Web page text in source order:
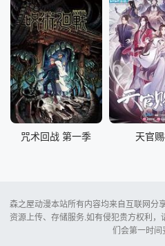
咒术回战 第一季 天官
森之屋动漫本站所有内容均来自互联网分
资源上传、存储服务.如有侵犯贵方权利
们会第一时间